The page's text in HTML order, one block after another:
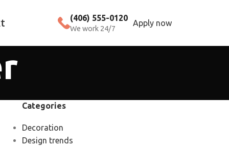
(406) 555-0120
We work 24/7
Apply now
Categories
Decoration
Design trends